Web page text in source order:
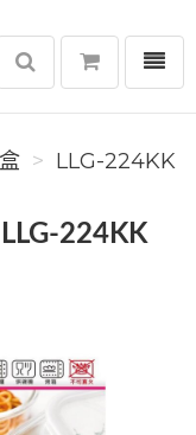
選單
LLG-224KK
224KK